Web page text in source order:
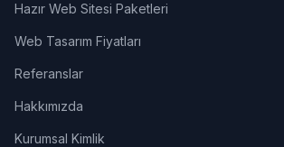
Hazır Web Sitesi Paketleri
Web Tasarım Fiyatları
Referanslar
Hakkımızda
Kurumsal Kimlik